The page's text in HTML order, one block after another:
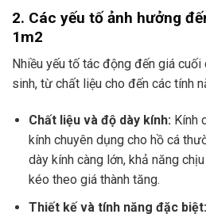
2. Các yếu tố ảnh hưởng
1m2
Nhiều yếu tố tác động đến giá
sinh, từ chất liệu cho đến các tính
Chất liệu và độ dày kính: Kính
kính chuyên dụng cho hồ cá
dày kính càng lớn, khả năng
kéo theo giá thành tăng.
Thiết kế và tính năng đặc biệt: